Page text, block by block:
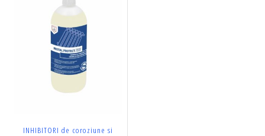
INHIBITORI de coroziune si